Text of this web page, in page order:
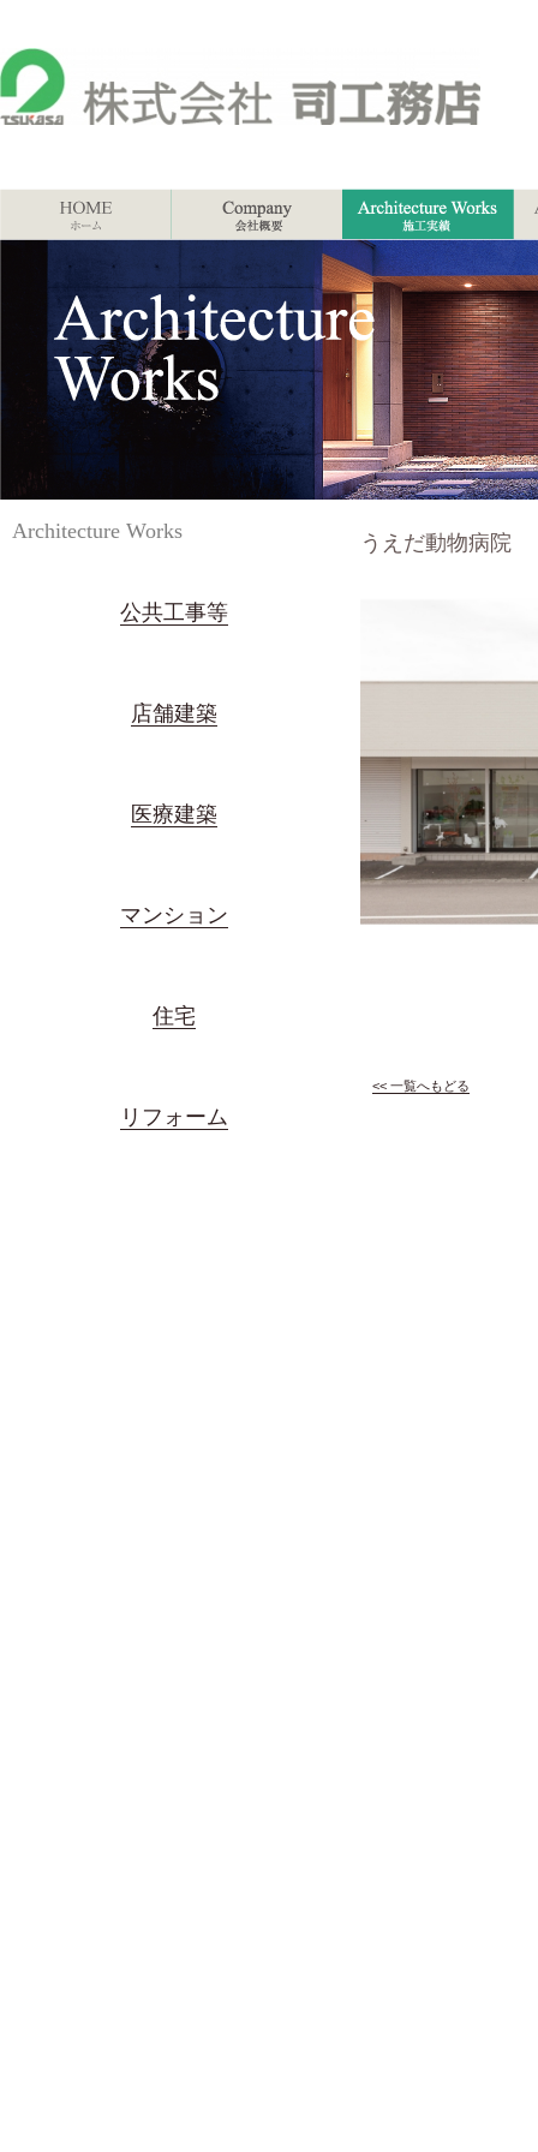
うえだ動物病院
<< 一覧へもどる
Architecture Works
公共工事等
店舗建築
医療建築
マンション
住宅
リフォーム